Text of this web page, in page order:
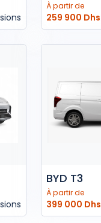
À partir de
259 900 Dhs
BYD T3
À partir de
399 000 Dhs